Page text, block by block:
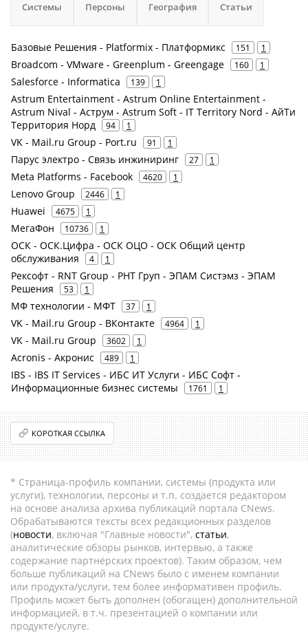
Системы Персоны География Статьи
Базовые Решения - Platformix - Платформикс 151 1
Broadcom - VMware - Greenplum - Greengage 160 1
Salesforce - Informatica 139 1
Astrum Entertainment - Astrum Online Entertainment -
Astrum Nival - Аструм - Astrum Soft - IT Territory Nord - АйТи
Территория Норд
94 1
VK - Mail.ru Group - Port.ru 91 1
Парус электро - Связь инжиниринг 27 1
Meta Platforms - Facebook 4620 1
Lenovo Group 2446 1
Huawei 4675 1
МегаФон 10736 1
ОСК - ОСК.Цифра - ОСК ОЦО - ОСК Общий центр
обслуживания
4 1
Рексофт - RNT Group - РНТ Груп - ЭПАМ Систэмз - ЭПАМ
Решения
53 1
МФ технологии - МФТ 37 1
VK - Mail.ru Group - ВКонтакте 4964 1
VK - Mail.ru Group 3602 1
Acronis - Акронис 489 1
IBS - IBS IT Services - ИБС ИТ Услуги - ИБС Софт -
Информационные бизнес системы
1761 1
КОРОТКАЯ ССЫЛКА
* Страница-профиль компании, системы (продукта или
услуги), технологии, персоны и т.п. создается редактором
на основе анализа архива публикаций портала CNews.
Обрабатываются тексты всех редакционных разделов
(новости, включая "Главные новости", статьи,
аналитические обзоры рынков, интервью, а также
содержание партнёрских проектов). Таким образом, чем
больше публикаций на CNews было с именем компании
или продукта/услуги, тем более информативен профиль.
Профиль может быть дополнен (обогащен) дополнительной
информацией, в т.ч. презентацией о компании или
продукте/услуге.